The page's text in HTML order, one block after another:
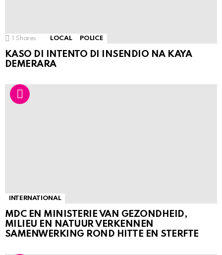
1 Shares LOCAL POLICE
KASO DI INTENTO DI INSENDIO NA KAYA
DEMERARA
INTERNATIONAL
MDC EN MINISTERIE VAN GEZONDHEID,
MILIEU EN NATUUR VERKENNEN
SAMENWERKING ROND HITTE EN STERFTE